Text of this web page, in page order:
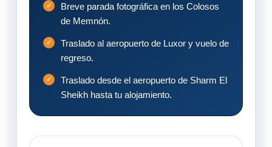
Breve parada fotográfica en los Colosos
de Memnón.
Traslado al aeropuerto de Luxor y vuelo de
regreso.
Traslado desde el aeropuerto de Sharm El
Sheikh hasta tu alojamiento.